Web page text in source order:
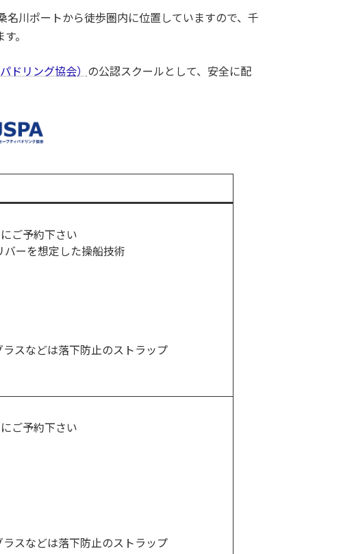
川ポートから徒歩圏内に位置していますので、千
。
ドリング協会） の公認スクールとして、安全に配
ご予約下さい
ーを想定した操船技術
スなどは落下防止のストラップ
ご予約下さい
スなどは落下防止のストラップ